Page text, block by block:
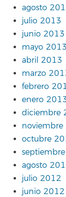
agosto
julio 2013
junio 2013
mayo 2013
abril 2013
marzo
febrero
enero
diciembre
octubre
agosto
julio 2012
junio 2012